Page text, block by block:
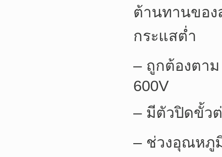
ต้านทานของ
กระแสต่ำ
– ถูกต้องตาม
600V
– มีตัวปิดขั้ว
– ช่วงอุณหภู